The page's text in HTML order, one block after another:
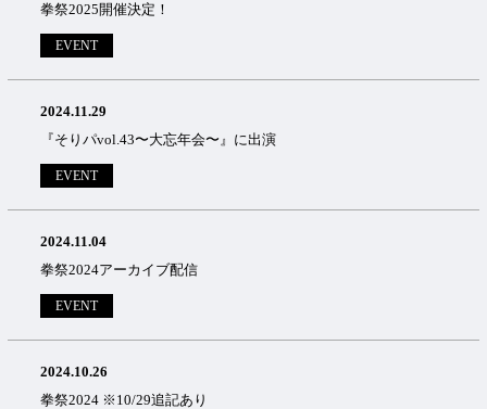
拳祭2025開催決定！
EVENT
2024.11.29
『そりパvol.43〜大忘年会〜』に出演
EVENT
2024.11.04
拳祭2024アーカイブ配信
EVENT
2024.10.26
拳祭2024 ※10/29追記あり